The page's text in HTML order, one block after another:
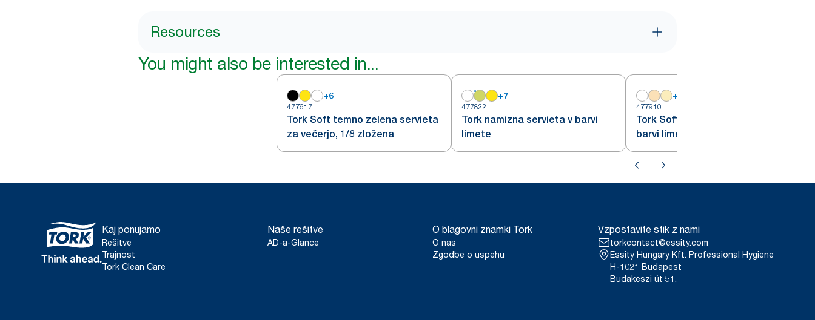
Resources
You might also be interested in...
+6
477617
Tork Soft temno zelena servieta
za večerjo, 1/8 zložena
+7
477822
Tork namizna servieta v barvi
limete
+
477910
Tork Soft servieta za večerjo v
barvi limete
Kaj ponujamo
Rešitve
Trajnost
Tork Clean Care
Naše rešitve
AD-a-Glance
O blagovni znamki Tork
O nas
Zgodbe o uspehu
Vzpostavite stik z nami
torkcontact@essity.com
Essity Hungary Kft. Professional Hygiene
H-1021 Budapest
Budakeszi út 51.